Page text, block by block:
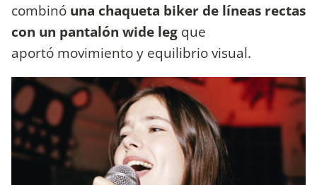
combinó una chaqueta biker de líneas rectas
con un pantalón wide leg que
aportó movimiento y equilibrio visual.